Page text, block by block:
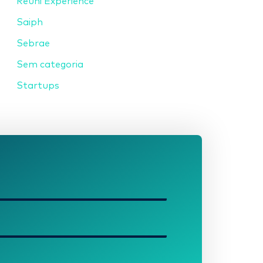
Saiph
Sebrae
Sem categoria
Startups